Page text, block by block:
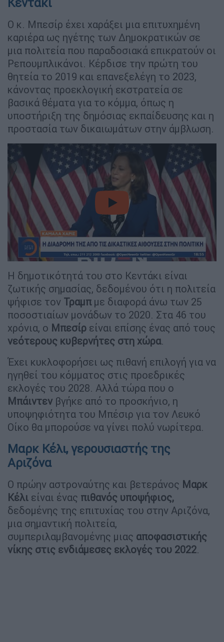
Ο κ. Μπεσίρ έχει χαράξει μια επιτυχημένη
καριέρα ως ηγέτης των Δημοκρατικών σε
μια πολιτεία που παραδοσιακά επικρατούν οι
Ρεπουμπλικάνοι. Κέρδισε την πρώτη του
θητεία το 2019 και επανεξελέγη το 2023,
κάνοντας προεκλογική εκστρατεία σε
βασικά θέματα για το κόμμα, όπως η
υποστήριξη της δημόσιας εκπαίδευσης και η
προστασία των δικαιωμάτων στην άμβλωση.
video
Η δημοτικότητά του στο Κεντάκι είναι
ζωτικής σημασίας, δεδομένου ότι η πολιτεία
ψήφισε τον Τραμπμε διαφορά άνω των 25
ποσοστιαίων μονάδων το 2020. Στα 46 του
χρόνια, ο Μπεσίρ είναι επίσης ένας από τους
νεότερους κυβερνήτες στη χώρα.
Έχει κυκλοφορήσει ως πιθανή επιλογή για να
ηγηθεί του κόμματος στις προεδρικές
εκλογές του 2028. Αλλά τώρα που ο
Μπάιντεν βγήκε από το προσκήνιο, η
υποψηφιότητα του Μπέσιρ για τον Λευκό
Οίκο θα μπορούσε να γίνει πολύ νωρίτερα.
Μαρκ Κέλι, γερουσιαστής της
Αριζόνα
Ο πρώην αστροναύτης και βετεράνος Μαρκ
Κέλι είναι ένας πιθανός υποψήφιος,
δεδομένης της επιτυχίας του στην Αριζόνα,
μια σημαντική πολιτεία,
συμπεριλαμβανομένης μιας αποφασιστικής
νίκης στις ενδιάμεσες εκλογές του 2022.